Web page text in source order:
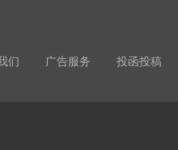
们 广告服务 投函投稿